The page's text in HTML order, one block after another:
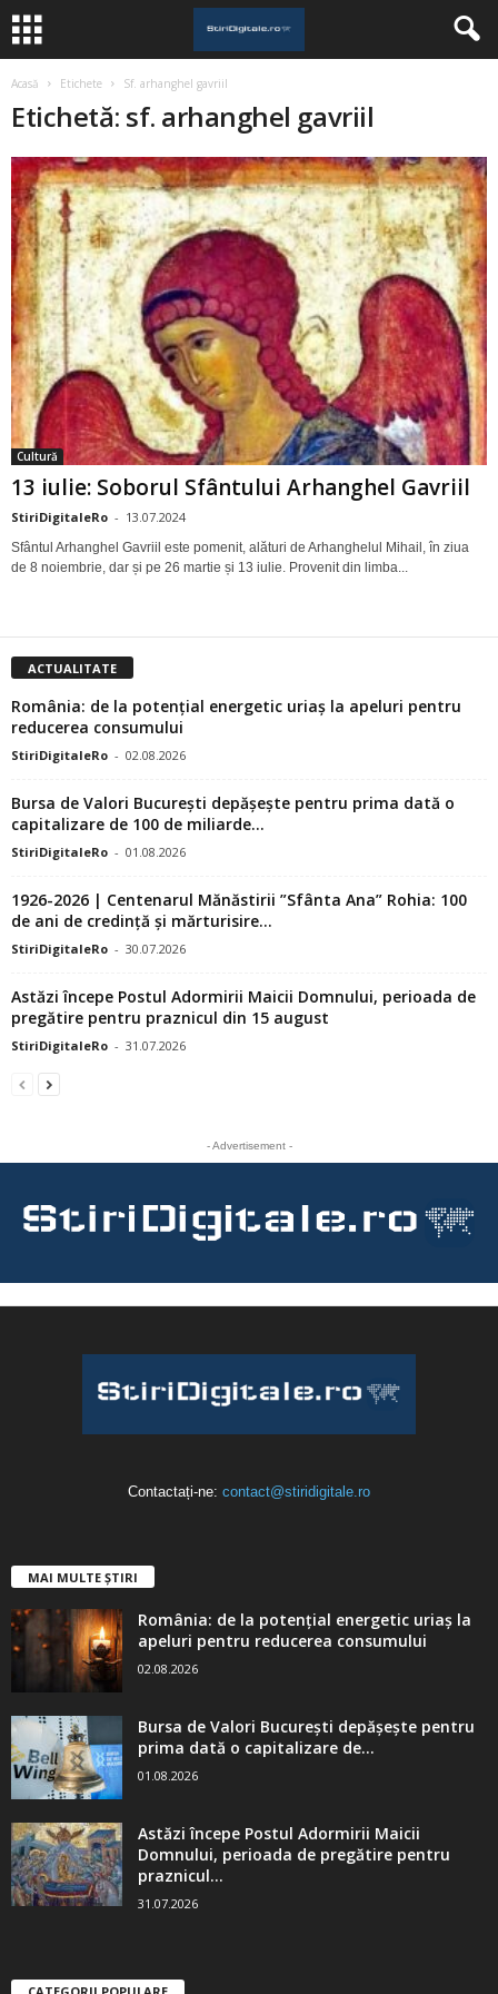
Acasă Etichete Sf. arhanghel gavriil
Etichetă: sf. arhanghel gavriil
Cultură
13 iulie: Soborul Sfântului Arhanghel Gavriil
StiriDigitaleRo - 13.07.2024
Sfântul Arhanghel Gavriil este pomenit, alături de Arhanghelul Mihail, în ziua
de 8 noiembrie, dar și pe 26 martie și 13 iulie. Provenit din limba...
ACTUALITATE
România: de la potențial energetic uriaș la apeluri pentru
reducerea consumului
StiriDigitaleRo - 02.08.2026
Bursa de Valori București depășește pentru prima dată o
capitalizare de 100 de miliarde...
StiriDigitaleRo - 01.08.2026
1926-2026 | Centenarul Mănăstirii ”Sfânta Ana” Rohia: 100
de ani de credință și mărturisire...
StiriDigitaleRo - 30.07.2026
Astăzi începe Postul Adormirii Maicii Domnului, perioada de
pregătire pentru praznicul din 15 august
StiriDigitaleRo - 31.07.2026
- Advertisement -
Contactați-ne: contact@stiridigitale.ro
MAI MULTE ȘTIRI
România: de la potențial energetic uriaș la
apeluri pentru reducerea consumului
02.08.2026
Bursa de Valori București depășește pentru
prima dată o capitalizare de...
01.08.2026
Astăzi începe Postul Adormirii Maicii
Domnului, perioada de pregătire pentru
praznicul...
31.07.2026